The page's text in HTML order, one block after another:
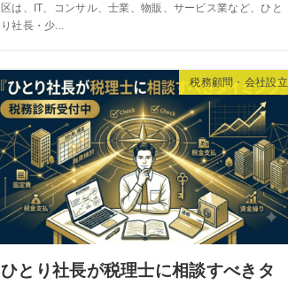
区は、IT、コンサル、士業、物販、サービス業など、ひと
り社長・少...
税務顧問・会社設立
ひとり社長が税理士に相談すべきタ